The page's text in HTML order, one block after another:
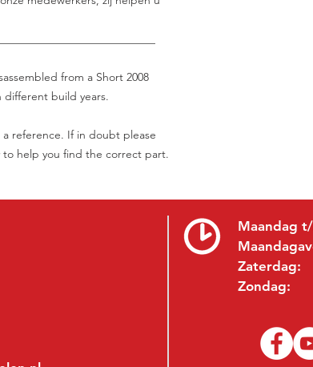
from a Short 2008
different build years.
a reference. If in doubt please
help you find the correct part.
Maandag
Zaterdag:
Zondag: